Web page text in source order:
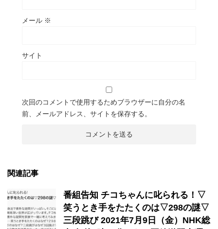
メール ※
サイト
次回のコメントで使用するためブラウザーに自分の名
前、メールアドレス、サイトを保存する。
関連記事
番組告知 チコちゃんに叱られる！▽
笑うとき手をたたくのは▽298の謎▽
三段跳び 2021年7月9日（金）NHK総